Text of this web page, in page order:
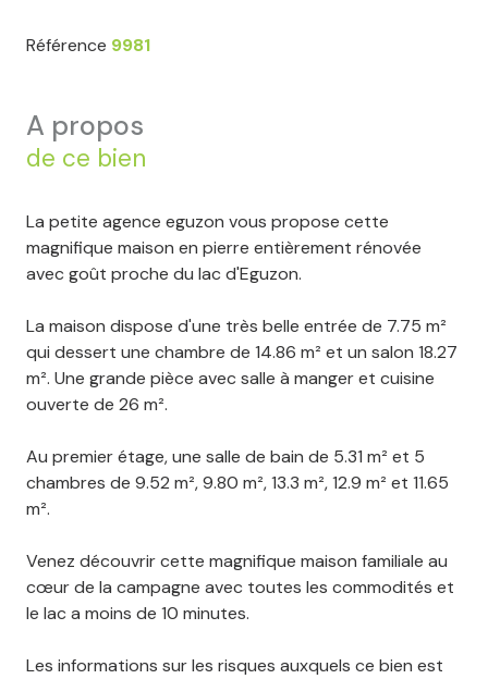
Référence 9981
a propos
de ce bien
La petite agence eguzon vous propose cette
magnifique maison en pierre entièrement rénovée
avec goût proche du lac d'Eguzon.
La maison dispose d'une très belle entrée de 7.75 m²
qui dessert une chambre de 14.86 m² et un salon 18.27
m². Une grande pièce avec salle à manger et cuisine
ouverte de 26 m².
Au premier étage, une salle de bain de 5.31 m² et 5
chambres de 9.52 m², 9.80 m², 13.3 m², 12.9 m² et 11.65
m².
Venez découvrir cette magnifique maison familiale au
cœur de la campagne avec toutes les commodités et
le lac a moins de 10 minutes.
Les informations sur les risques auxquels ce bien est